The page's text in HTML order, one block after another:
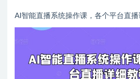
AI智能直播系统操作课，各个平台直播